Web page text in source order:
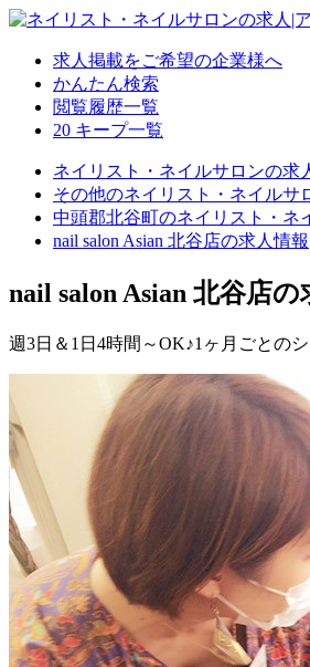
求人掲載をご希望の企業様へ
かんたん検索
閲覧履歴一覧
20 キープ一覧
ネイリスト・ネイルサロンの求
その他のネイリスト・ネイルサ
中頭郡北谷町のネイリスト・ネ
nail salon Asian 北谷店の求人情報
nail salon Asian 北谷店の
週3日＆1日4時間～OK♪1ヶ月ごとの